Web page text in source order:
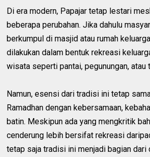
Di era modern, Papajar tetap lestari
beberapa perubahan. Jika dahulu
berkumpul di masjid atau rumah
dilakukan dalam bentuk rekreasi
wisata seperti pantai, pegunungan, atau
Namun, esensi dari tradisi ini tetap
Ramadhan dengan kebersamaan,
batin. Meskipun ada yang mengkritik
cenderung lebih bersifat rekreasi
tetap saja tradisi ini menjadi bagian dari